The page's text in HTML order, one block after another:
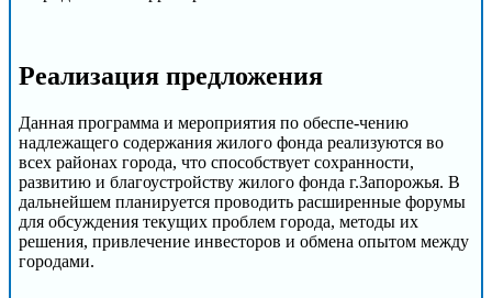
Реализация предложения
Данная программа и мероприятия по обеспе-чению
надлежащего содержания жилого фонда реализуются во
всех районах города, что способствует сохранности,
развитию и благоустройству жилого фонда г.Запорожья. В
дальнейшем планируется проводить расширенные форумы
для обсуждения текущих проблем города, методы их
решения, привлечение инвесторов и обмена опытом между
городами.